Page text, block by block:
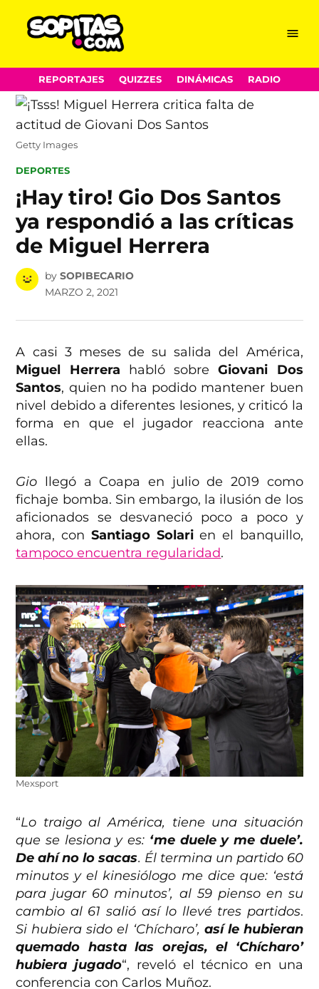
Skip
to
content
Menu
REPORTAJES QUIZZES DINÁMICAS RADIO
Getty Images
POSTED
DEPORTES
¡Hay tiro! Gio Dos Santos
ya respondió a las críticas
de Miguel Herrera
by SOPIBECARIO
MARZO 2, 2021
A casi 3 meses de su salida del América,
Miguel Herrera habló sobreGiovani Dos
Santos, quien no ha podido mantener buen
nivel debido a diferentes lesiones, y criticó la
forma en que el jugador reacciona ante
ellas.
Gio llegó a Coapa en julio de 2019 como
fichaje bomba. Sin embargo, la ilusión de los
aficionados se desvaneció poco a poco y
ahora, con Santiago Solarien el banquillo,
tampoco encuentra regularidad.
Mexsport
“Lo traigo al América, tiene una situación
que se lesiona y es: ‘me duele y me duele’.
De ahí no lo sacas. Él termina un partido 60
minutos y el kinesiólogo me dice que: ‘está
para jugar 60 minutos’, al 59 pienso en su
cambio al 61 salió así lo llevé tres partidos.
Si hubiera sido el ‘Chícharo’, así le hubieran
quemado hasta las orejas, el ‘Chícharo’
hubiera jugado“, reveló el técnico en una
conferencia con Carlos Muñoz.